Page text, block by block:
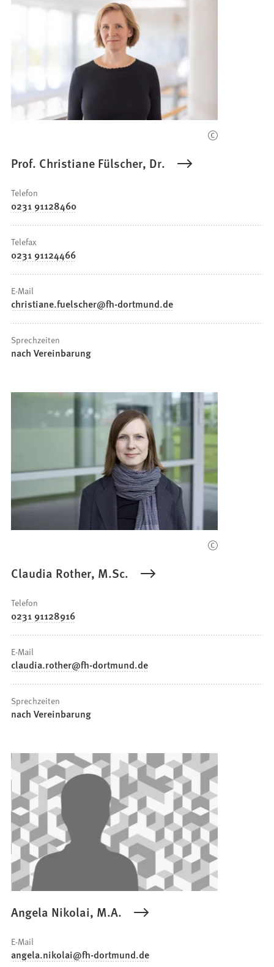
Prof. Christiane Fülscher, Dr.
Telefon
0231 91128460
Telefax
0231 91124466
E-Mail
christiane.fuelscher fh-dortmund de
Sprechzeiten
nach Vereinbarung
Claudia Rother, M.Sc.
Telefon
0231 91128916
E-Mail
claudia.rother fh-dortmund de
Sprechzeiten
nach Vereinbarung
Angela Nikolai, M.A.
E-Mail
angela.nikolai fh-dortmund de